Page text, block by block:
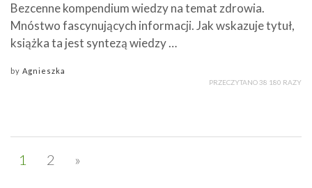
Bezcenne kompendium wiedzy na temat zdrowia.
Mnóstwo fascynujących informacji. Jak wskazuje tytuł,
książka ta jest syntezą wiedzy …
by Agnieszka
PRZECZYTANO 38 180 RAZY
1 2 »